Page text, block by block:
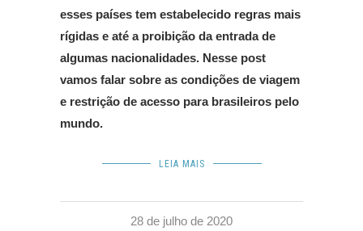
esses países tem estabelecido regras mais
rígidas e até a proibição da entrada de
algumas nacionalidades. Nesse post
vamos falar sobre as condições de viagem
e restrição de acesso para brasileiros pelo
mundo.
LEIA MAIS
28 de julho de 2020